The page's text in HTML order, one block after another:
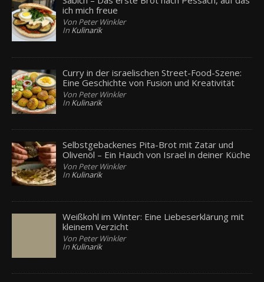
ich mich freue
Von Peter Winkler
In Kulinarik
Curry in der israelischen Street-Food-Szene:
Eine Geschichte von Fusion und Kreativität
Von Peter Winkler
In Kulinarik
Selbstgebackenes Pita-Brot mit Zatar und
Olivenöl – Ein Hauch von Israel in deiner Küche
Von Peter Winkler
In Kulinarik
Weißkohl im Winter: Eine Liebeserklärung mit
kleinem Verzicht
Von Peter Winkler
In Kulinarik